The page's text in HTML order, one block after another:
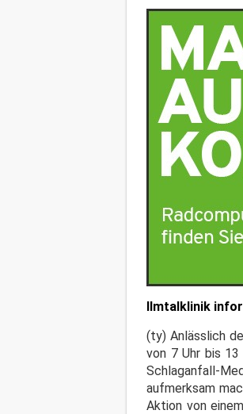
Ilmtalklinik
(ty) Anlässlich
von 7 Uhr bis
Schlaganfall-
aufmerksam
Aktion von